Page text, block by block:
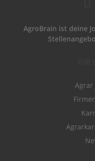
AgroBrain ist deine
Agrar